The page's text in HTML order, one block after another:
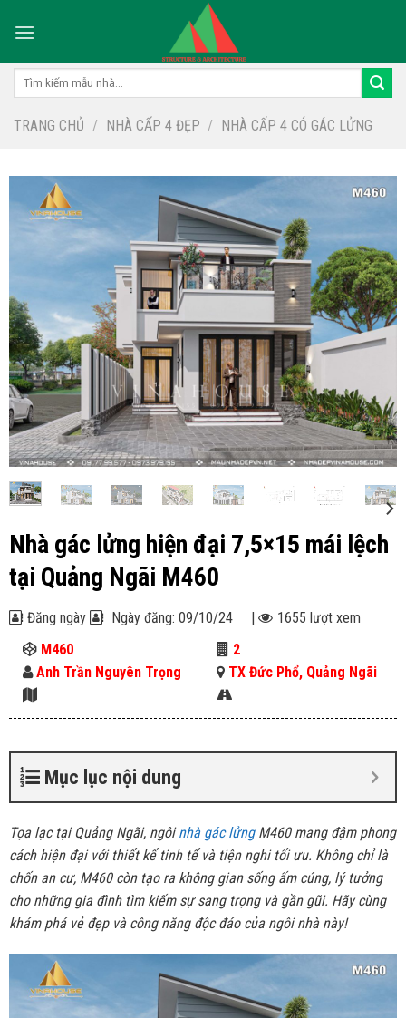
Tìm
TRANG CHỦ / NHÀ CẤP 4 ĐẸP / NHÀ CẤP 4 CÓ GÁC LỬNG
Nhà gác lửng hiện đại 7,5×15 mái lệch
tại Quảng Ngãi M460
Đăng ngày Ngày đăng: 09/10/24 |
1655 lượt xem
M460
2
Anh Trần Nguyên Trọng
TX Đức Phổ, Quảng Ngãi
Mục lục nội dung
Tọa lạc tại Quảng Ngãi, ngôinhà gác lửngM460 mang đậm phong
cách hiện đại với thiết kế tinh tế và tiện nghi tối ưu. Không chỉ là
chốn an cư, M460 còn tạo ra không gian sống ấm cúng, lý tưởng
cho những gia đình tìm kiếm sự sang trọng và gần gũi. Hãy cùng
khám phá vẻ đẹp và công năng độc đáo của ngôi nhà này!